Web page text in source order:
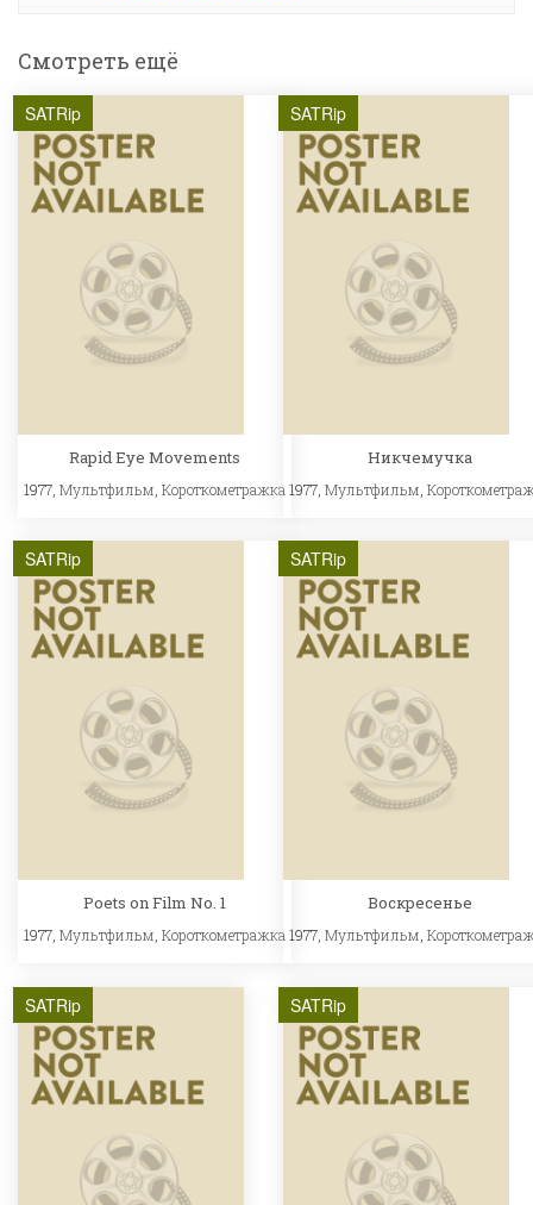
Смотреть ещё
SATRip
Rapid Eye Movements
1977, Мультфильм Короткометражка
SATRip
Никчемучка
1977,Мультфильм ,
SATRip
Poets on Film No. 1
1977, Мультфильм, Короткометражка
SATRip
Воскресенье
1977,Мультфильм,
SATRip SATRip